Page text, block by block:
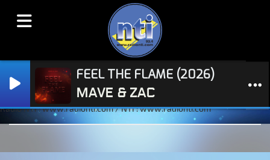
Radio NTI : www.radionti.com / NTI : www.radionti.com
FEEL THE FLAME (2026)
MAVE & ZAC